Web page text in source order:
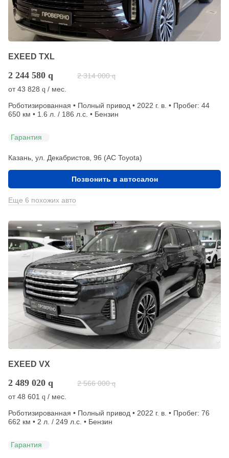
EXEED TXL
2 244 580 q 2 314 000 q
от43 828 q / мес.
Роботизированная • Полный привод • 2022 г. в. • Пробег: 44
650 км • 1.6 л. / 186 л.с. • Бензин
Гарантия
Казань, ул. Декабристов, 96 (АС Toyota)
Позвонить в автосалон
Еще 6 похожих авто
EXEED VX
2 489 020 q 2 566 000 q
от48 601 q / мес.
Роботизированная • Полный привод • 2022 г. в. • Пробег: 76
662 км • 2 л. / 249 л.с. • Бензин
Гарантия